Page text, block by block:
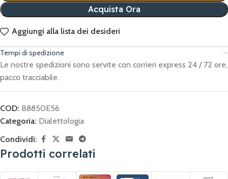
Acquista Ora
Aggiungi alla lista dei desideri
Tempi di spedizione
Le nostre spedizioni sono servite con corrieri express 24 / 72 ore,
pacco tracciabile.
COD: B8850E56
Categoria: Dialettologia
Condividi:
Prodotti correlati